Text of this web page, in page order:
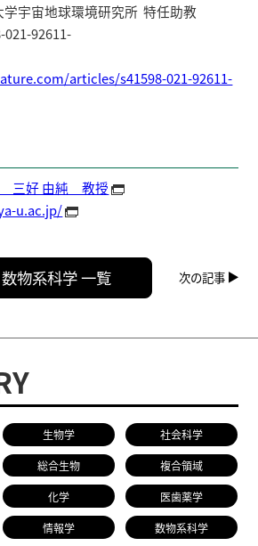
学宇宙地球環境研究所 特任助教
021-92611-
articles/s41598-021-92611-
三好 由純 教授
u.ac.jp/
数物系科学 一覧 次の記事
生物学 社会科学
総合生物 複合領域
化学 医歯薬学
情報学 数物系科学